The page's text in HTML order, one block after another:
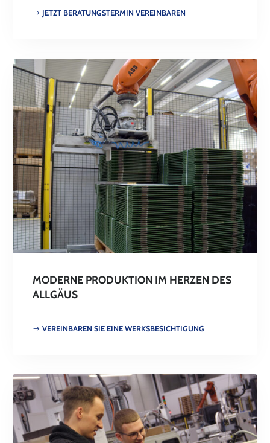
JETZT BERATUNGSTERMIN VEREINBAREN
MODERNE PRODUKTION IM HERZEN DES
ALLGÄUS
VEREINBAREN SIE EINE WERKSBESICHTIGUNG